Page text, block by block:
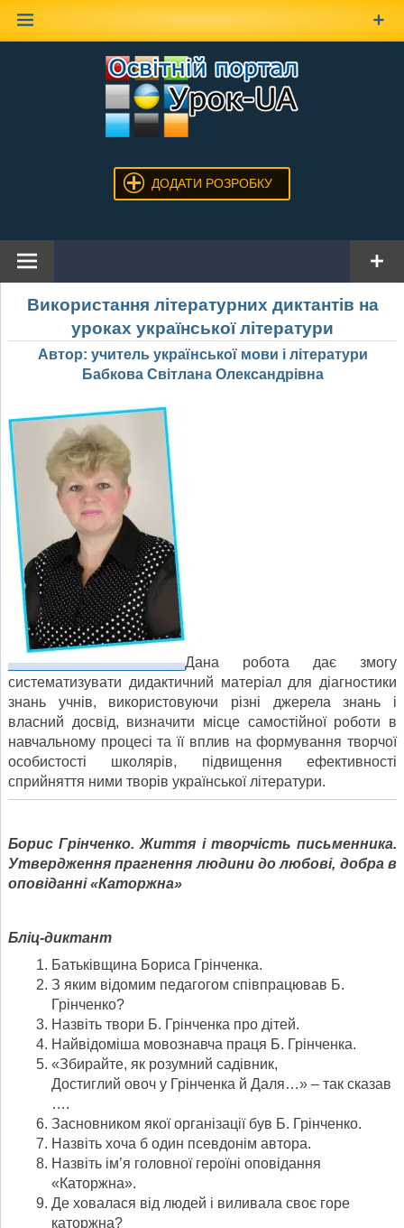
ДОДАТИ РОЗРОБКУ
Використання літературних диктантів на
уроках української літератури
Автор: учитель української мови і літератури
Бабкова Світлана Олександрівна
Дана робота дає змогу
систематизувати дидактичний матеріал для діагностики
знань учнів, використовуючи різні джерела знань і
власний досвід, визначити місце самостійної роботи в
навчальному процесі та її вплив на формування творчої
особистості школярів, підвищення ефективності
сприйняття ними творів української літератури.
Борис Грінченко. Життя і творчість письменника.
Утвердження прагнення людини до любові, добра в
оповіданні «Каторжна»
Бліц-диктант
Батьківщина Бориса Грінченка.
З яким відомим педагогом співпрацював Б.
Грінченко?
Назвіть твори Б. Грінченка про дітей.
Найвідоміша мовознавча праця Б. Грінченка.
«Збирайте, як розумний садівник,
Достиглий овоч у Грінченка й Даля…» – так сказав
….
Засновником якої організації був Б. Грінченко.
Назвіть хоча б один псевдонім автора.
Назвіть ім’я головної героїні оповідання
«Каторжна».
Де ховалася від людей і виливала своє горе
каторжна?